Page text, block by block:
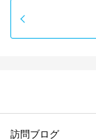
訪問ブログ